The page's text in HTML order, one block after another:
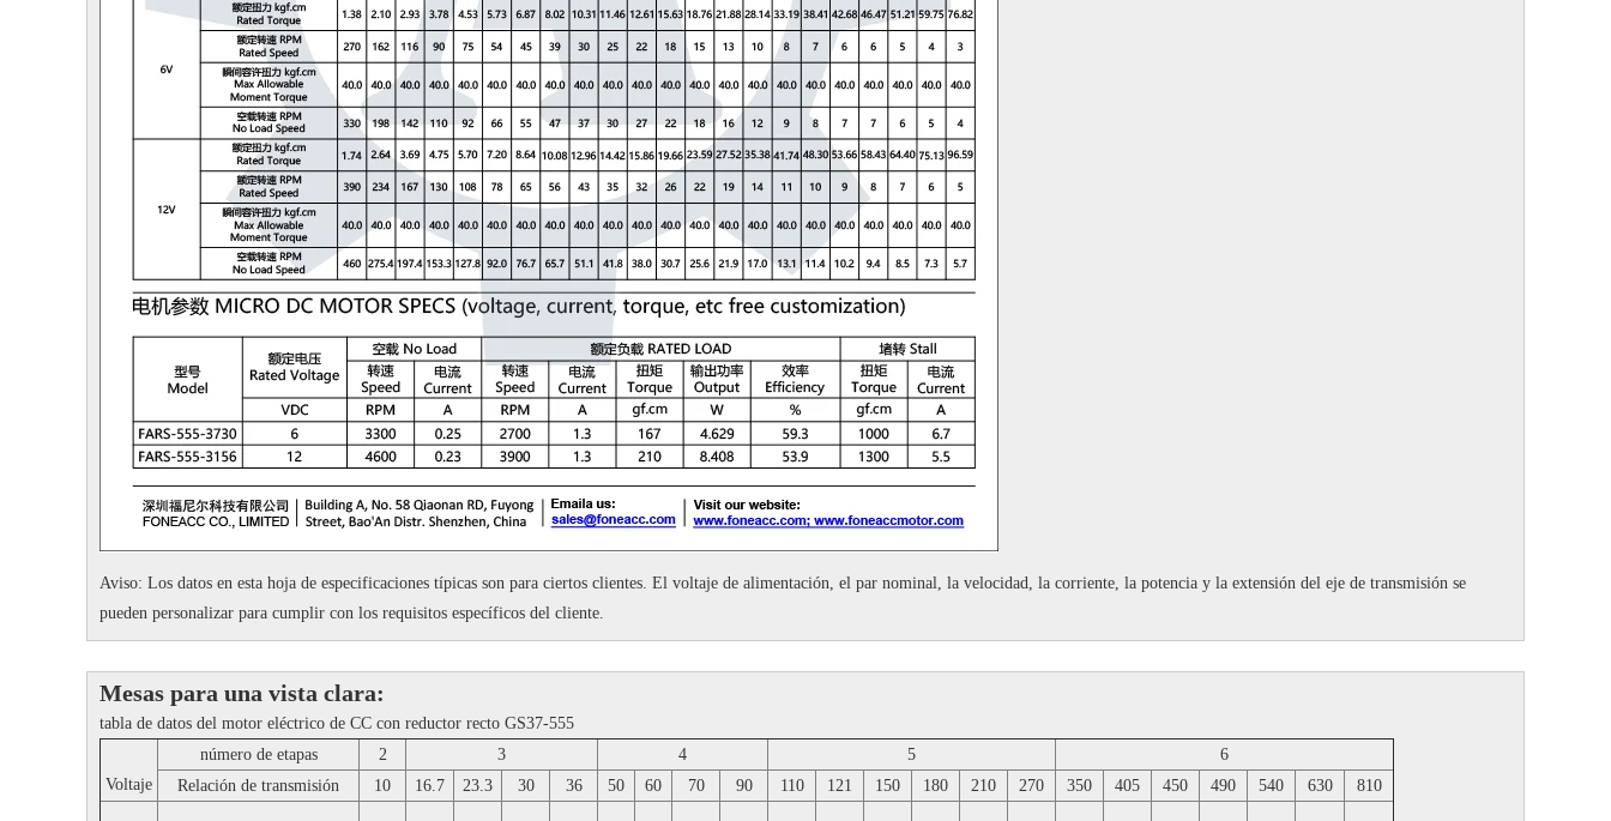
Aviso: Los datos en esta hoja de especificaciones típicas son para ciertos clientes. El voltaje de alimentación, el par nominal, la velocidad, la corriente, la potencia y la extensión del eje de transmisión se
pueden personalizar para cumplir con los requisitos específicos del cliente.
Mesas para una vista clara:
tabla de datos del motor eléctrico de CC con reductor recto GS37-555
Voltaje
número de etapas 2 3 4 5
6
Relación de transmisión
10 16.7 23.3 30 36 50 60 70 90 110 121 150 180 210 270 350 405 450 490 540 630 810